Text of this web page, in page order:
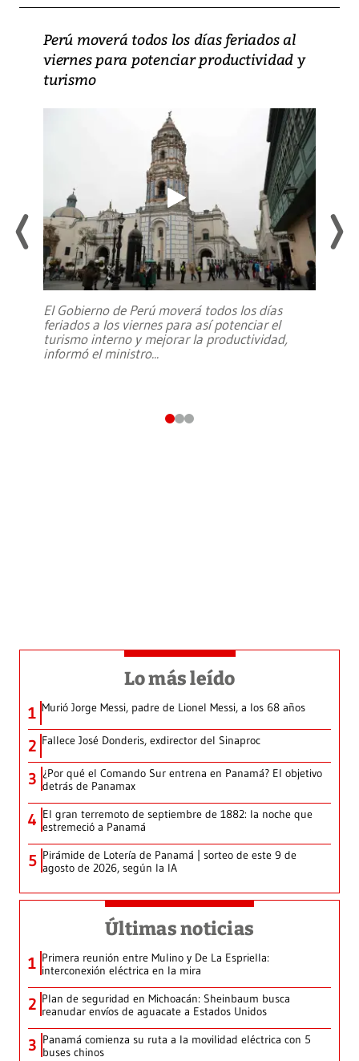
Perú moverá todos los días feriados al
viernes para potenciar productividad y
turismo
El Gobierno de Perú moverá todos los días
feriados a los viernes para así potenciar el
turismo interno y mejorar la productividad,
informó el ministro...
Lo más leído
1 Murió Jorge Messi, padre de Lionel Messi, a los 68 años
2 Fallece José Donderis, exdirector del Sinaproc
3 ¿Por qué el Comando Sur entrena en Panamá? El objetivo
detrás de Panamax
4 El gran terremoto de septiembre de 1882: la noche que
estremeció a Panamá
5 Pirámide de Lotería de Panamá | sorteo de este 9 de
agosto de 2026, según la IA
Últimas noticias
1 Primera reunión entre Mulino y De La Espriella:
interconexión eléctrica en la mira
2 Plan de seguridad en Michoacán: Sheinbaum busca
reanudar envíos de aguacate a Estados Unidos
3 Panamá comienza su ruta a la movilidad eléctrica con 5
buses chinos